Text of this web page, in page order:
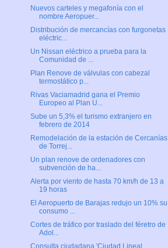
Nuevos carteles y megafonía con el
nombre Aeropuer...
Distribución de mercancías con furgonetas
eléctric...
Un Nissan eléctrico a prueba para la
Comunidad de ...
Plan Renove de válvulas con cabezal
termostático p...
Rivas Vaciamadrid gana el Premio
Europeo al Plan U...
Sube un 5,3% el turismo extranjero en
febrero de 2014
Remodelación de la estación de Cercanías
de Torrej...
Un plan renove de ordenadores con
subvención de ha...
Alerta por viento de hasta 70 km/h de 13 a
19 horas
El Aeropuerto de Barajas redujo un 10% su
consumo ...
Cortes de tráfico por traslado del féretro de
Adol...